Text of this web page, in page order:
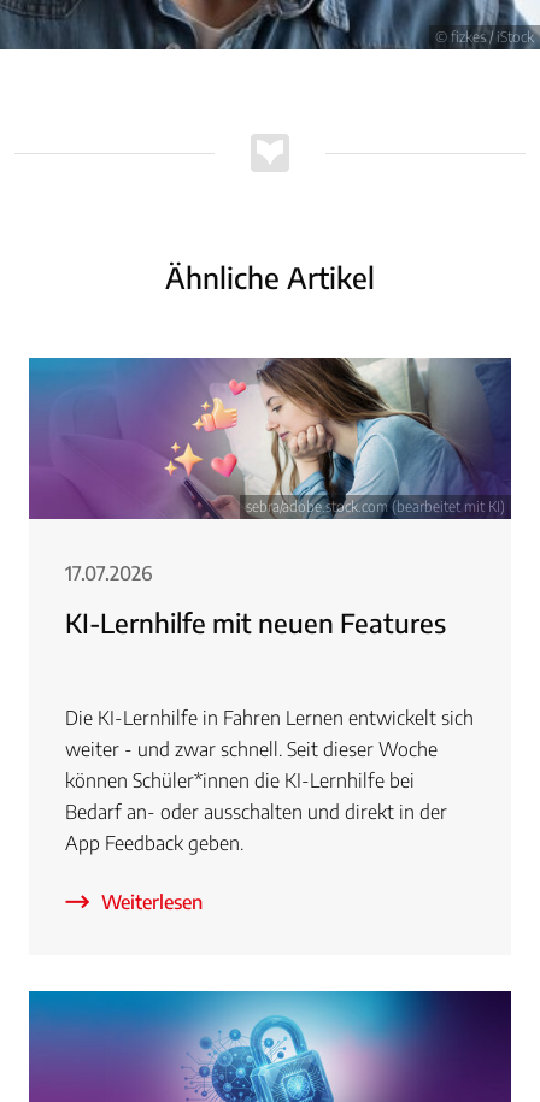
© fizkes / iStock
Ähnliche Artikel
sebra/adobe.stock.com (bearbeitet mit KI)
17.07.2026
KI-Lernhilfe mit neuen Features
Die KI-Lernhilfe in Fahren Lernen entwickelt sich
weiter - und zwar schnell. Seit dieser Woche
können Schüler*innen die KI-Lernhilfe bei
Bedarf an- oder ausschalten und direkt in der
App Feedback geben.
Weiterlesen